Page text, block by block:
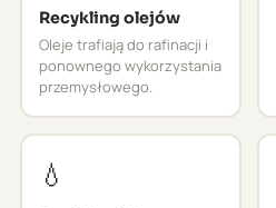
Recykling olejów
Oleje trafiają do rafinacji i
ponownego wykorzystania
przemysłowego.
💧